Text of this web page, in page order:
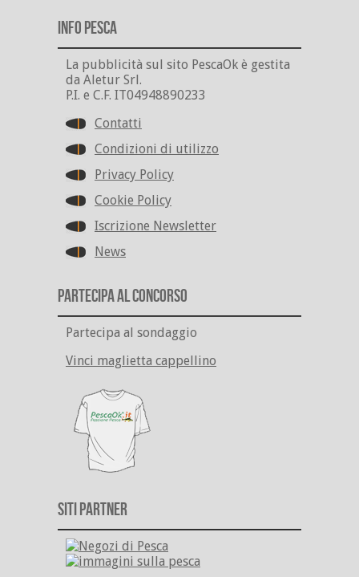
Info Pesca
La pubblicità sul sito PescaOk è gestita
da Aletur Srl.
P.I. e C.F. IT04948890233
Contatti
Condizioni di utilizzo
Privacy Policy
Cookie Policy
Iscrizione Newsletter
News
Partecipa al Concorso
Partecipa al sondaggio
Vinci maglietta cappellino
Siti Partner